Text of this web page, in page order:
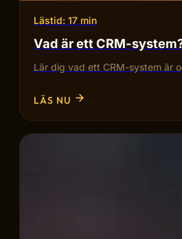
Lästid: 17 min
Vad är ett CRM-
Lär dig vad ett CRM-system är
LÄS NU